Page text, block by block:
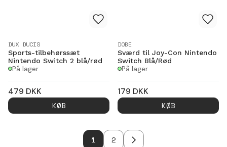
DUX DUCIS
Sports-tilbehørssæt
Nintendo Switch 2 blå/rød
På lager
479 DKK
KØB
DOBE
Sværd til Joy-Con Nintendo
Switch Blå/Rød
På lager
179 DKK
KØB
1 2